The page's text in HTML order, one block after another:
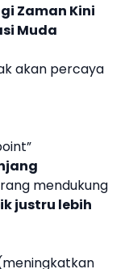
Zaman Kini
Muda
akan percaya
mendukung
justru lebih